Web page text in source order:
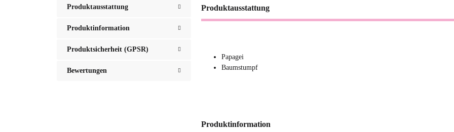
Produktausstattung
Produktinformation
Produktsicherheit (GPSR)
Bewertungen
Produktausstattung
Papagei
Baumstumpf
Produktinformation